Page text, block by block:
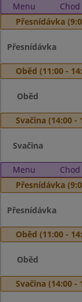
Menu Chod
Přesnídávka
Přesnídávka
Oběd (11:00 -
Oběd
Svačina (14:00 -
Svačina
Menu Chod
Přesnídávka
Přesnídávka
Oběd (11:00 -
Oběd
Svačina (14:00 -